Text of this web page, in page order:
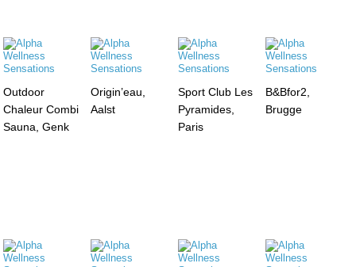
Outdoor
Chaleur Combi
Sauna, Genk
Origin’eau,
Aalst
Sport Club Les
Pyramides,
Paris
B&Bfor2,
Brugge